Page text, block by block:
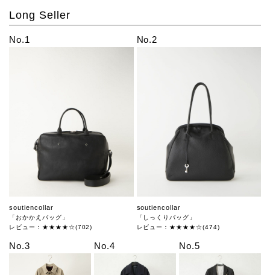
Long Seller
No.1
soutiencollar
「おかかえバッグ」
レビュー：★★★★☆(702)
No.2
soutiencollar
「しっくりバッグ」
レビュー：★★★★☆(474)
No.3 No.4 No.5